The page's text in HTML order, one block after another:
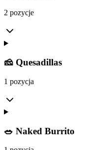
2 pozycje
🧀 Quesadillas
1 pozycja
🥗 Naked Burrito